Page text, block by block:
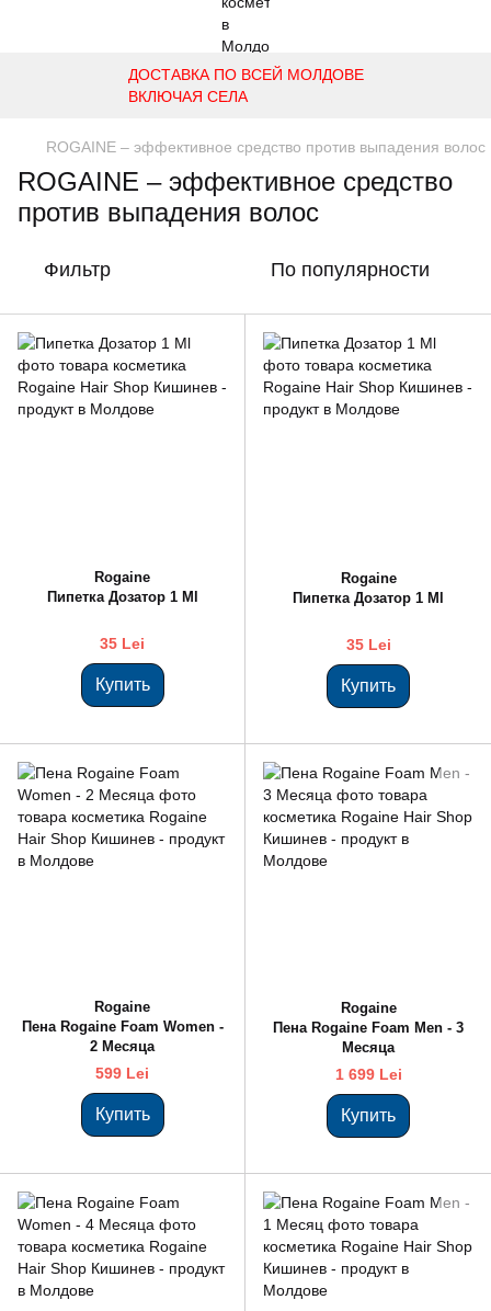
ДОСТАВКА ПО ВСЕЙ МОЛДОВЕ
ВКЛЮЧАЯ СЕЛА
ROGAINE – эффективное средство против выпадения волос
ROGAINE – эффективное средство
против выпадения волос
Фильтр По популярности
Rogaine
Пипетка Дозатор 1 Ml
35 Lei
Купить
Rogaine
Пипетка Дозатор 1 Ml
35 Lei
Купить
Rogaine
Пена Rogaine Foam Women -
2 Месяца
599 Lei
Купить
Rogaine
Пена Rogaine Foam Men - 3
Месяцa
1 699 Lei
Купить